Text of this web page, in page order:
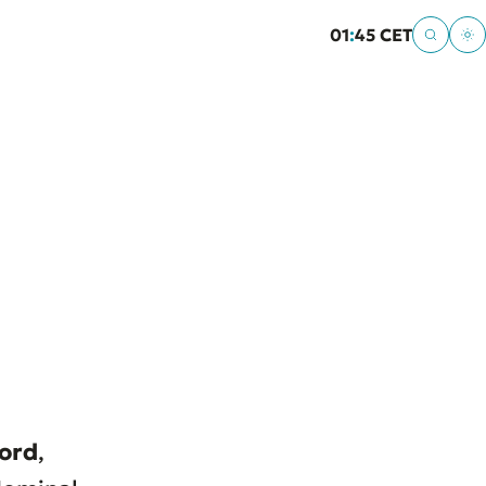
01:45 CET
,